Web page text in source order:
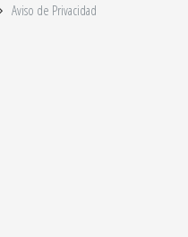
Aviso de Privacidad